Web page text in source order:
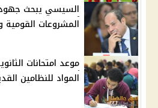
السيسي يبحث
المشروعات القومية
المواد للنظامين